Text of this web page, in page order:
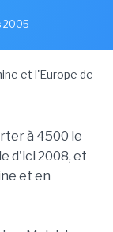
2005
à 4500 le
d'ici 2008, et
et en